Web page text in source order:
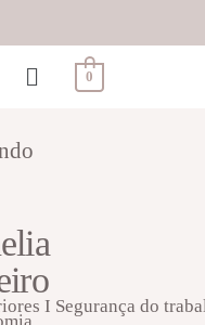
0
I Segurança do